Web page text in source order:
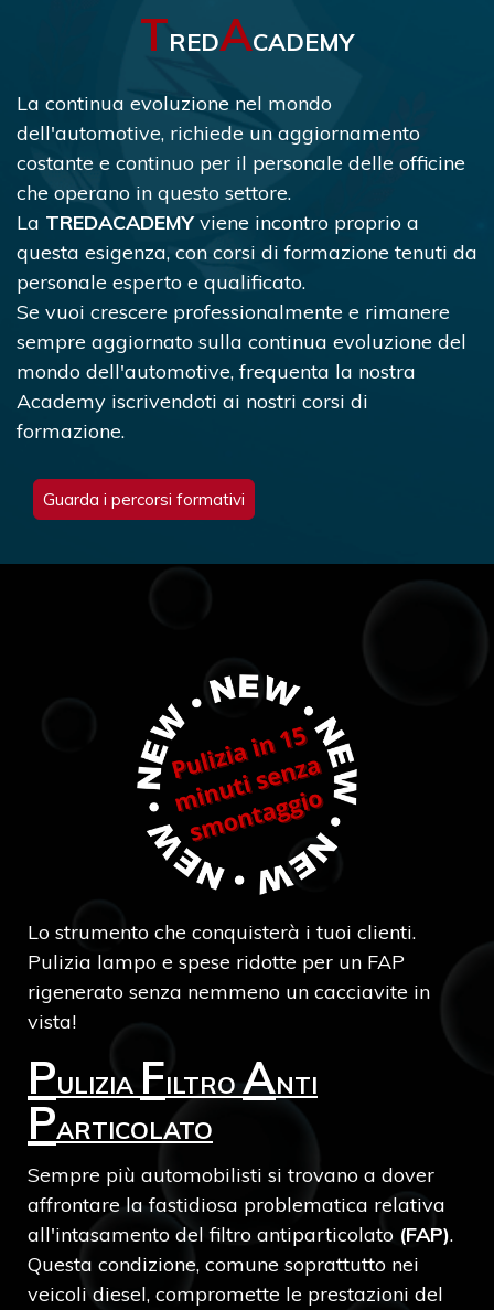
TREDACADEMY
La continua evoluzione nel mondo
dell'automotive, richiede un aggiornamento
costante e continuo per il personale delle officine
che operano in questo settore.
La TREDACADEMYviene incontro proprio a
questa esigenza, con corsi di formazione tenuti da
personale esperto e qualificato.
Se vuoi crescere professionalmente e rimanere
sempre aggiornato sulla continua evoluzione del
mondo dell'automotive, frequenta la nostra
Academy iscrivendoti ai nostri corsi di
formazione.
Guarda i percorsi formativi
Lo strumento che conquisterà i tuoi clienti.
Pulizia lampo e spese ridotte per un FAP
rigenerato senza nemmeno un cacciavite in
vista!
PULIZIA FILTRO ANTI
PARTICOLATO
Sempre più automobilisti si trovano a dover
affrontare la fastidiosa problematica relativa
all'intasamento del filtro antiparticolato (FAP).
Questa condizione, comune soprattutto nei
veicoli diesel, compromette le prestazioni del